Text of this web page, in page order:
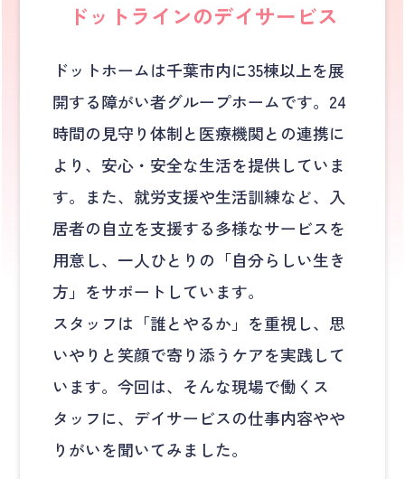
ドットラインのデイサービス
ドットホームは千葉市内に35棟以上を展
開する障がい者グループホームです。​24
時間の見守り体制と医療機関との連携に
より、安心・安全な生活を提供していま
す。また、就労支援や生活訓練など、入
居者の自立を支援する多様なサービスを
用意し、一人ひとりの「自分らしい生き
方」をサポートしています。
​スタッフは「誰とやるか」を重視し、思
いやりと笑顔で寄り添うケアを実践して
います。今回は、そんな現場で働くス
タッフに、デイサービスの仕事内容やや
りがいを聞いてみました。